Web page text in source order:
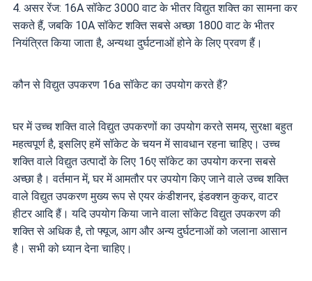
4. असर रेंज: 16A सॉकेट 3000 वाट के भीतर विद्युत शक्ति का सामना कर
सकते हैं, जबकि 10A सॉकेट शक्ति सबसे अच्छा 1800 वाट के भीतर
नियंत्रित किया जाता है, अन्यथा दुर्घटनाओं होने के लिए प्रवण हैं।
कौन से विद्युत उपकरण 16a सॉकेट का उपयोग करते हैं?
घर में उच्च शक्ति वाले विद्युत उपकरणों का उपयोग करते समय, सुरक्षा बहुत
महत्वपूर्ण है, इसलिए हमें सॉकेट के चयन में सावधान रहना चाहिए। उच्च
शक्ति वाले विद्युत उत्पादों के लिए 16ए सॉकेट का उपयोग करना सबसे
अच्छा है। वर्तमान में, घर में आमतौर पर उपयोग किए जाने वाले उच्च शक्ति
वाले विद्युत उपकरण मुख्य रूप से एयर कंडीशनर, इंडक्शन कुकर, वाटर
हीटर आदि हैं। यदि उपयोग किया जाने वाला सॉकेट विद्युत उपकरण की
शक्ति से अधिक है, तो फ्यूज, आग और अन्य दुर्घटनाओं को जलाना आसान
है। सभी को ध्यान देना चाहिए।